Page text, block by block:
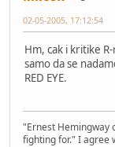
02-05-2005, 17:12:54
Hm, cak i kritike
samo da se
RED EYE.
"Ernest Hemingway
fighting for." I agree